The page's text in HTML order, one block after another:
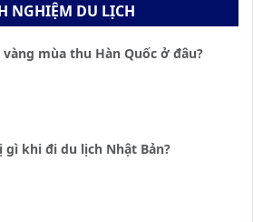
NGHIỆM DU LỊCH
vàng mùa thu Hàn Quốc ở đâu?
gì khi đi du lịch Nhật Bản?